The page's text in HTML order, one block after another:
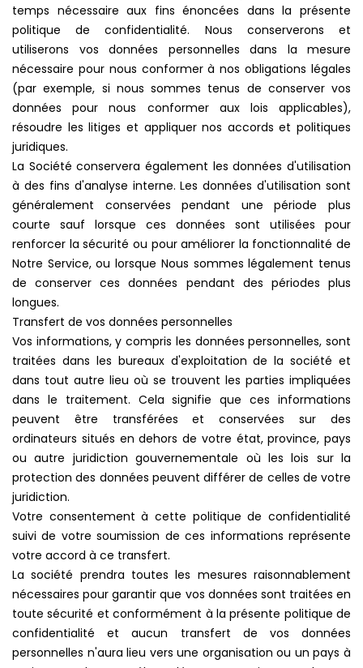
temps nécessaire aux fins énoncées dans la présente
politique de confidentialité. Nous conserverons et
utiliserons vos données personnelles dans la mesure
nécessaire pour nous conformer à nos obligations légales
(par exemple, si nous sommes tenus de conserver vos
données pour nous conformer aux lois applicables),
résoudre les litiges et appliquer nos accords et politiques
juridiques.
La Société conservera également les données d'utilisation
à des fins d'analyse interne. Les données d'utilisation sont
généralement conservées pendant une période plus
courte sauf lorsque ces données sont utilisées pour
renforcer la sécurité ou pour améliorer la fonctionnalité de
Notre Service, ou lorsque Nous sommes légalement tenus
de conserver ces données pendant des périodes plus
longues.
Transfert de vos données personnelles
Vos informations, y compris les données personnelles, sont
traitées dans les bureaux d'exploitation de la société et
dans tout autre lieu où se trouvent les parties impliquées
dans le traitement. Cela signifie que ces informations
peuvent être transférées et conservées sur des
ordinateurs situés en dehors de votre état, province, pays
ou autre juridiction gouvernementale où les lois sur la
protection des données peuvent différer de celles de votre
juridiction.
Votre consentement à cette politique de confidentialité
suivi de votre soumission de ces informations représente
votre accord à ce transfert.
La société prendra toutes les mesures raisonnablement
nécessaires pour garantir que vos données sont traitées en
toute sécurité et conformément à la présente politique de
confidentialité et aucun transfert de vos données
personnelles n'aura lieu vers une organisation ou un pays à